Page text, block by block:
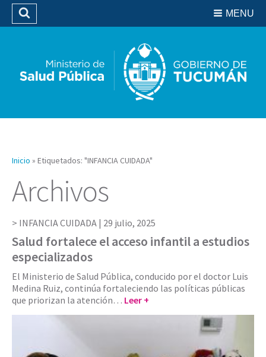
Biblioteca
MENU
Buscar
Inicio » Etiquetados: "INFANCIA CUIDADA"
Archivos
INFANCIA CUIDADA | 29 julio, 2025
Salud fortalece el acceso infantil a estudios
especializados
El Ministerio de Salud Pública, conducido por el doctor Luis
Medina Ruiz, continúa fortaleciendo las políticas públicas
que priorizan la atención… Leer +